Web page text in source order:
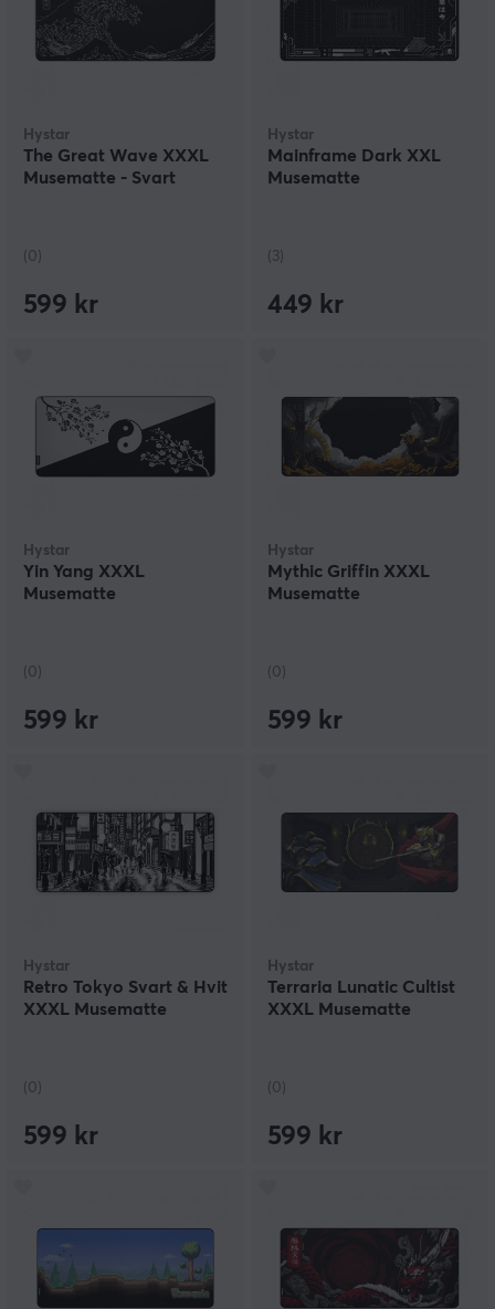
Hystar
The Great Wave XXXL
Musematte - Svart
(0)
599 kr
Hystar
Mainframe Dark XXL
Musematte
(3)
449 kr
Hystar
Yin Yang XXXL
Musematte
(0)
599 kr
Hystar
Mythic Griffin XXXL
Musematte
(0)
599 kr
Hystar
Retro Tokyo Svart & Hvit
XXXL Musematte
(0)
599 kr
Hystar
Terraria Lunatic Cultist
XXXL Musematte
(0)
599 kr